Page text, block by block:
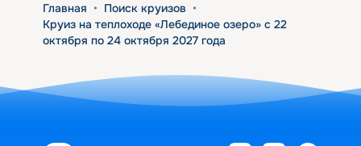
Главная • Поиск круизов •
Круиз на теплоходе «Лебединое озеро» с 22
октября по 24 октября 2027 года